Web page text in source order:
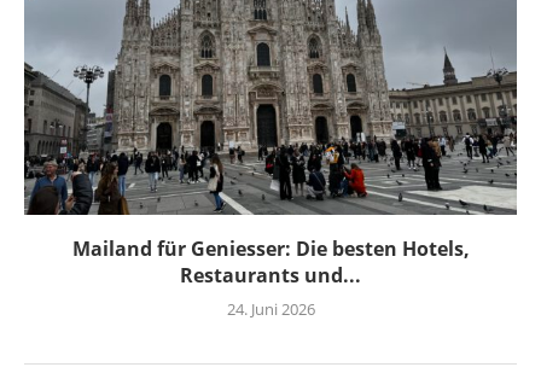
Mailand für Geniesser: Die besten Hotels,
Restaurants und...
24. Juni 2026